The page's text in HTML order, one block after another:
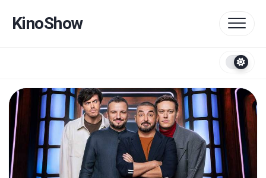
содержанию
KinoShow